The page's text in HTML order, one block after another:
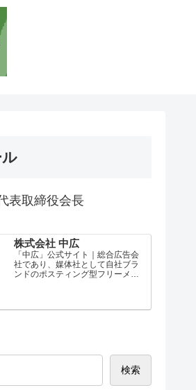
表取締役会長
株式会社 中広
「中広」公式サイト｜総合広告会
社であり、媒体社として自社ブラ
ンドのポスティング型フリーメデ
検索